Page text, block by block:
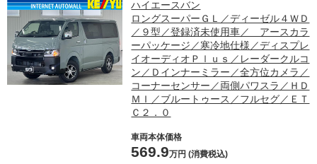
新生活応援フェア！ケーユーは新生活のスタートを応援いたします。
2023年03月01日
決算セール開催、買取強化実施中！
2023年02月10日
【決算セール】特選車多数☆買取強化中♪
2023年初売りセール！初売り限定特選車を大放出！
歳末・クリスマスフェア！高価買取・下取キャンペーン中！
ハイエースバン
ロングスーパーＧＬ／ディーゼル４ＷＤ
／９型／登録済未使用車／ アースカラ
ーパッケージ／寒冷地仕様／ディスプレ
イオーディオＰｌｕｓ／レーダークルコ
ン／Ｄインナーミラー／全方位カメラ／
コーナーセンサー／両側パワスラ／ＨＤ
ＭＩ／ブルートゥース／フルセグ／ＥＴ
Ｃ２．０
車両本体価格
569.9万円 (消費税込)